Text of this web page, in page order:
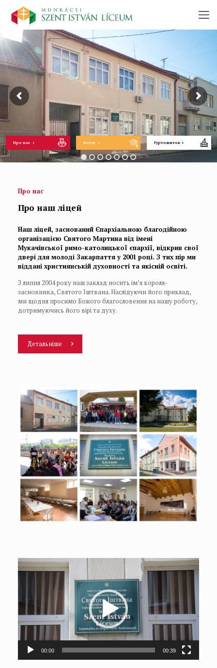
Про нас Вступ Гуртожиток
Про нас
Про наш ліцей
Наш ліцей, заснований Єпархіальною благодійною
організацією Святого Мартина від імені
Мукачівської римо-католицької єпархії, відкрив свої
двері для молоді Закарпаття у 2001 році. З тих пір ми
віддані християнській духовності та якісній освіті.
З липня 2004 року наш заклад носить ім’я короля-
засновника, Святого Іштвана. Наслідуючи його приклад,
ми щодня просимо Божого благословення на нашу роботу,
дотримуючись його вірі та духу.
Детальніше
Відеопрогравач
00:00 00:39